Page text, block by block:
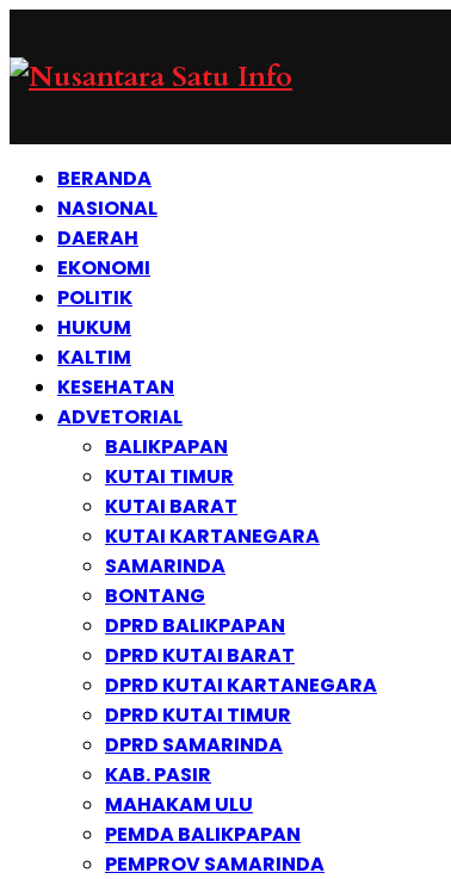
BERANDA
NASIONAL
DAERAH
EKONOMI
POLITIK
HUKUM
KALTIM
KESEHATAN
ADVETORIAL
BALIKPAPAN
KUTAI TIMUR
KUTAI BARAT
KUTAI KARTANEGARA
SAMARINDA
BONTANG
DPRD BALIKPAPAN
DPRD KUTAI BARAT
DPRD KUTAI KARTANEGARA
DPRD KUTAI TIMUR
DPRD SAMARINDA
KAB. PASIR
MAHAKAM ULU
PEMDA BALIKPAPAN
PEMPROV SAMARINDA